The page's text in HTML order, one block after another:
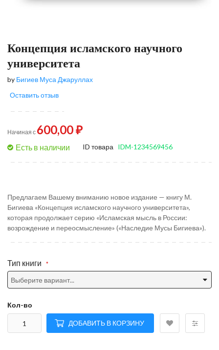
Концепция исламского научного
университета
by Бигиев Муса Джаруллах
Оставить отзыв
Начиная с 600,00 ₽
Есть в наличии ID товара IDM-1234569456
Предлагаем Вашему вниманию новое издание — книгу М.
Бигиева «Концепция исламского научного университета»,
которая продолжает серию «Исламская мысль в России:
возрождение и переосмысление» («Наследие Мусы Бигиева»).
Тип книги
Кол-во
ДОБАВИТЬ В КОРЗИНУ